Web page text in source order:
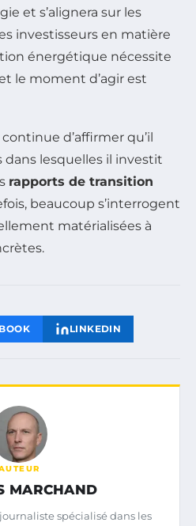
et s’alignera sur les
investisseurs en matière
énergétique nécessite
le moment d’agir est
d’affirmer qu’il
lesquelles il investit
rapports de transition
beaucoup s’interrogent
matérialisées à
LINKEDIN
MARCHAND
spécialisé dans les